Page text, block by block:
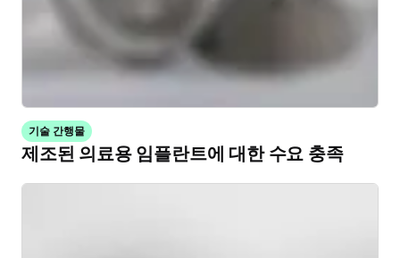
기술 간행물
제조된 의료용 임플란트에 대한 수요 충족